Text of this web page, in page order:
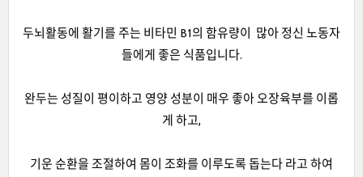
두뇌활동에 활기를 주는 비타민 B1의 함유량이 많아 정신 노동자
들에게 좋은 식품입니다.
완두는 성질이 평이하고 영양 성분이 매우 좋아 오장육부를 이롭
게 하고,
기운 순환을 조절하여 몸이 조화를 이루도록 돕는다 라고 하여